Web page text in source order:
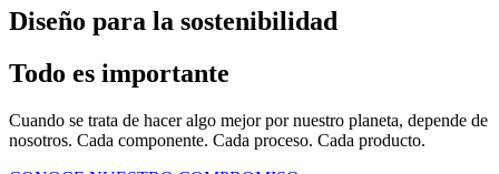
Diseño para la sostenibilidad
Todo es importante
Cuando se trata de hacer algo mejor por nuestro planeta, depende de
nosotros. Cada componente. Cada proceso. Cada producto.